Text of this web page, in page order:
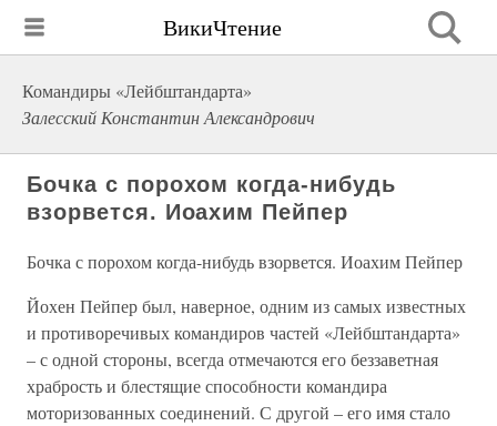
ВикиЧтение
Командиры «Лейбштандарта»
Залесский Константин Александрович
Бочка с порохом когда-нибудь
взорвется. Иоахим Пейпер
Бочка с порохом когда-нибудь взорвется. Иоахим Пейпер
Йохен Пейпер был, наверное, одним из самых известных
и противоречивых командиров частей «Лейбштандарта»
– с одной стороны, всегда отмечаются его беззаветная
храбрость и блестящие способности командира
моторизованных соединений. С другой – его имя стало